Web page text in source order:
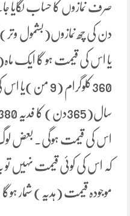
صرف نمازوں کا حساب لگایا
360کلوگرام (9
اس کی قیمت ہوگی۔ بعض
کہ اس کی کوئی قیمت نہیں
موجودہ قیمت (ہدیہ) شمار ہوگا